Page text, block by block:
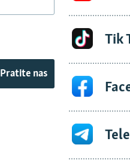
Pratite nas
Tik